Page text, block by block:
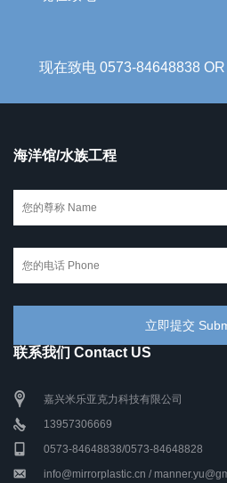
现在致电 0573-84648838
海洋馆/水族工程
联系我们 Contact US
嘉兴米乐亚克力科技有限公司
13957306669
0573-84648838/0573-84648828
info@mirrorplastic.cn /